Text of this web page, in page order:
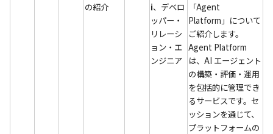
の紹介
i、デベロ
ッパー・
リレーシ
ョン・エ
ンジニア
「Agent
Platform」について
ご紹介します。
Agent Platform
は、AI エージェント
の構築・評価・運用
を包括的に管理でき
るサービスです。セ
ッションを通じて、
プラットフォームの